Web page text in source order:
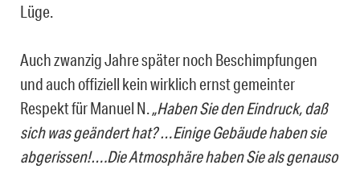
Lüge.
Auch zwanzig Jahre später noch Beschimpfungen
und auch offiziell kein wirklich ernst gemeinter
Respekt für Manuel N. „Haben Sie den Eindruck, daß
sich was geändert hat? …Einige Gebäude haben sie
abgerissen!….Die Atmosphäre haben Sie als genauso